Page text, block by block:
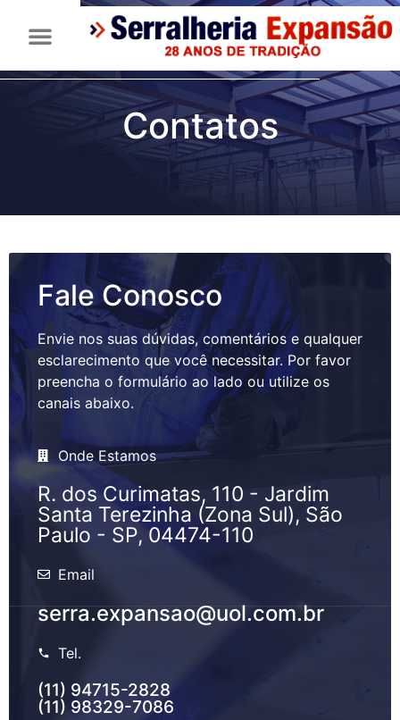
Contatos
Fale Conosco
Envie nos suas dúvidas, comentários e qualquer
esclarecimento que você necessitar. Por favor
preencha o formulário ao lado ou utilize os
canais abaixo.
Onde Estamos
R. dos Curimatas, 110 - Jardim
Santa Terezinha (Zona Sul), São
Paulo - SP, 04474-110
Email
serra.expansao@uol.com.br
Tel.
(11) 94715-2828
(11) 98329-7086